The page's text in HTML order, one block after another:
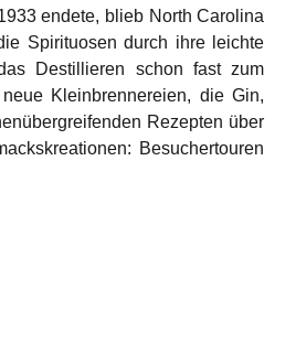
endete, blieb North Carolina
Spirituosen durch ihre leichte
Destillieren schon fast zum
Kleinbrennereien, die Gin,
Rezepten über
Besuchertouren